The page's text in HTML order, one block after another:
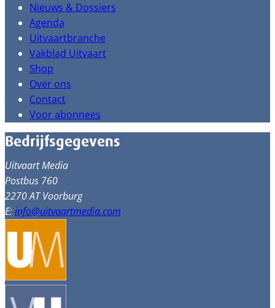
Nieuws & Dossiers
Agenda
Uitvaartbranche
Vakblad Uitvaart
Shop
Over ons
Contact
Voor abonnees
Bedrijfsgegevens
Uitvaart Media
Postbus 760
2270 AT Voorburg
E:info@uitvaartmedia.com